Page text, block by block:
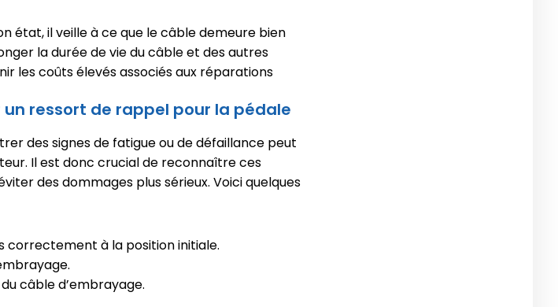
état, il veille à ce que le câble demeure bien
la durée de vie du câble et des autres
les coûts élevés associés aux réparations
ressort de rappel pour la pédale
des signes de fatigue ou de défaillance peut
Il est donc crucial de reconnaître ces
des dommages plus sérieux. Voici quelques
correctement à la position initiale.
du câble d’embrayage.